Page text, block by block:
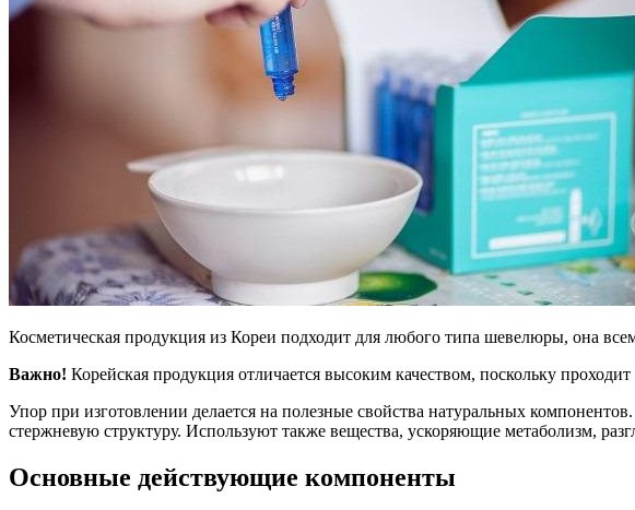
Косметическая продукция из Кореи подходит для любого типа шевелюры, она
Важно! Корейская продукция отличается высоким качеством, поскольку
Упор при изготовлении делается на полезные свойства натуральных
стержневую структуру. Используют также вещества, ускоряющие метаболизм,
Основные действующие компоненты